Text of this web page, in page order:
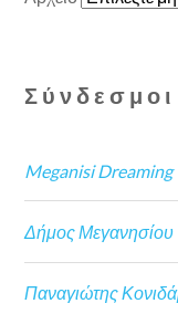
Σύνδεσμοι
Meganisi Dreaming
Δήμος Μεγανησίου
Παναγιώτης